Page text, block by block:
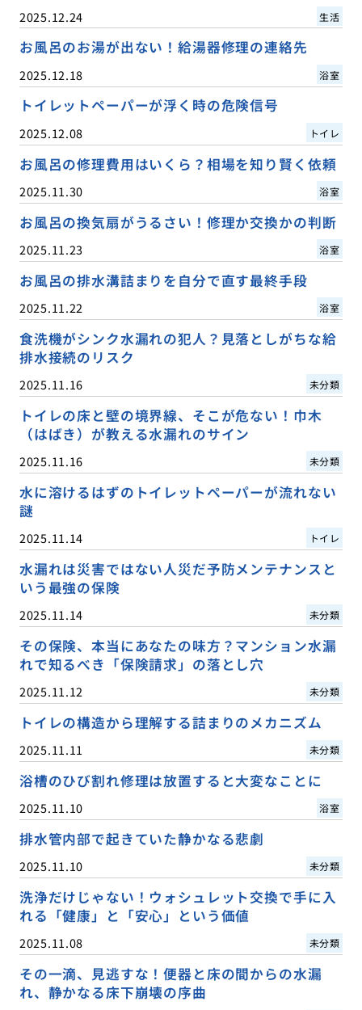
2025.12.24 生活
お風呂のお湯が出ない！給湯器修理の連絡先
2025.12.18 浴室
トイレットペーパーが浮く時の危険信号
2025.12.08 トイレ
お風呂の修理費用はいくら？相場を知り賢く依頼
2025.11.30 浴室
お風呂の換気扇がうるさい！修理か交換かの判断
2025.11.23 浴室
お風呂の排水溝詰まりを自分で直す最終手段
2025.11.22 浴室
食洗機がシンク水漏れの犯人？見落としがちな給
排水接続のリスク
2025.11.16 未分類
トイレの床と壁の境界線、そこが危ない！巾木
（はばき）が教える水漏れのサイン
2025.11.16 未分類
水に溶けるはずのトイレットペーパーが流れない
謎
2025.11.14 トイレ
水漏れは災害ではない人災だ予防メンテナンスと
いう最強の保険
2025.11.14 未分類
その保険、本当にあなたの味方？マンション水漏
れで知るべき「保険請求」の落とし穴
2025.11.12 未分類
トイレの構造から理解する詰まりのメカニズム
2025.11.11 未分類
浴槽のひび割れ修理は放置すると大変なことに
2025.11.10 浴室
排水管内部で起きていた静かなる悲劇
2025.11.10 未分類
洗浄だけじゃない！ウォシュレット交換で手に入
れる「健康」と「安心」という価値
2025.11.08 未分類
その一滴、見逃すな！便器と床の間からの水漏
れ、静かなる床下崩壊の序曲